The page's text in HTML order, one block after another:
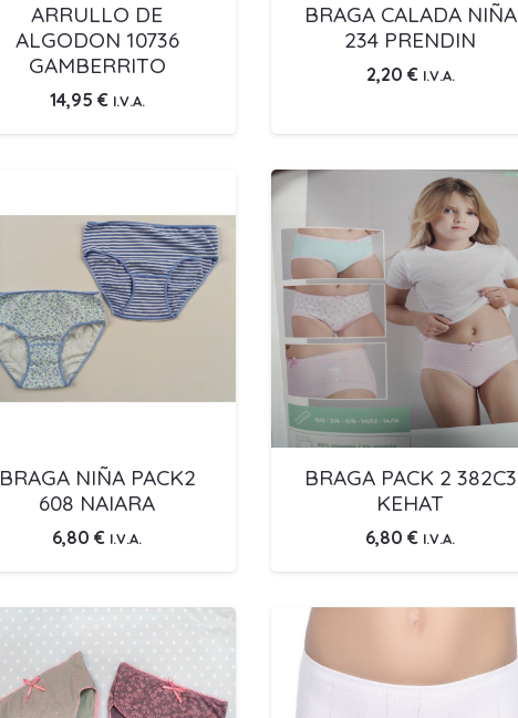
ARRULLO DE
ALGODON 10736
GAMBERRITO
14,95 € I.V.A.
BRAGA CALADA NIÑA
234 PRENDIN
2,20 € I.V.A.
BRAGA NIÑA PACK2
608 NAIARA
6,80 € I.V.A.
BRAGA PACK 2 382C3
KEHAT
6,80 € I.V.A.